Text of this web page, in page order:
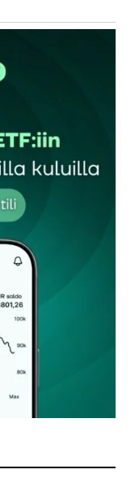
kirjautua
Pakolliset